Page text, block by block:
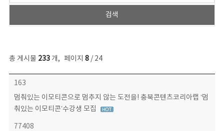
총 게시물 233개, 페이지 8/ 24
보도자료 목록 - 번호, 제목, 작성자, 파일, 조회수, 작성일 정보 제공
163
멈춰있는 이모티콘으로 멈추지 않는 도전을! 충북콘텐츠코리아랩 ‘멈
춰있는 이모티콘’수강생 모집
77408